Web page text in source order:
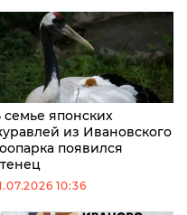
семье японских
из Ивановского
появился
10:36